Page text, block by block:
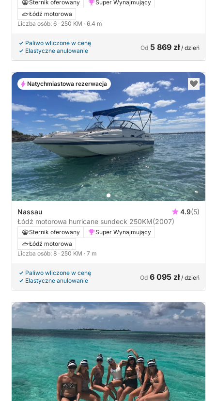
Sternik oferowany
Super Wynajmujący
Łódź motorowa
Liczba osób: 6 · 250 KM · 6.4 m
Paliwo wliczone w cenę
Elastyczne anulowanie
Od 5 869 zł/ dzień
Nassau 4.9(5)
Łódź motorowa hurricane sundeck 250KM(2007)
Sternik oferowany
Super Wynajmujący
Łódź motorowa
Liczba osób: 8 · 250 KM · 7 m
Paliwo wliczone w cenę
Elastyczne anulowanie
Od 6 095 zł/ dzień
Natychmiastowa rezerwacja